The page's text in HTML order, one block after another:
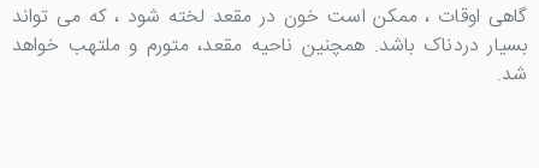
گاهی اوقات ، ممکن است خون در مقعد لخته شود ، که می تواند
بسیار دردناک باشد. همچنین ناحیه مقعد، متورم و ملتهب خواهد
شد.